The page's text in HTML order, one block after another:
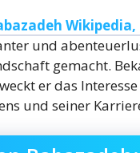
und
gemacht.
er das
und seiner